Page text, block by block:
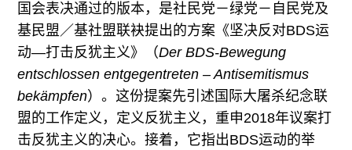
国会表决通过的版本，是社民党－绿党－自民党及
基民盟／基社盟联袂提出的方案《坚决反对BDS运
动—打击反犹主义》（Der BDS-Bewegung
entschlossen entgegentreten – Antisemitismus
bekämpfen）。这份提案先引述国际大屠杀纪念联
盟的工作定义，定义反犹主义，重申2018年议案打
击反犹主义的决心。接着，它指出BDS运动的举